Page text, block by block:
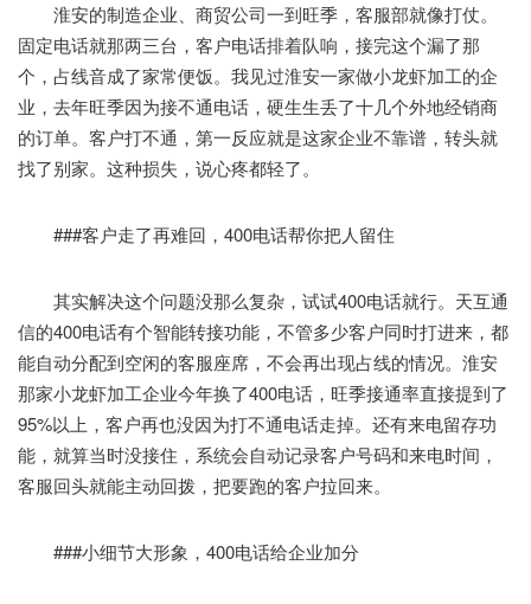
淮安的制造企业、商贸公司一到旺季，客服部就像打仗。
固定电话就那两三台，客户电话排着队响，接完这个漏了那
个，占线音成了家常便饭。我见过淮安一家做小龙虾加工的企
业，去年旺季因为接不通电话，硬生生丢了十几个外地经销商
的订单。客户打不通，第一反应就是这家企业不靠谱，转头就
找了别家。这种损失，说心疼都轻了。
###客户走了再难回，400电话帮你把人留住
其实解决这个问题没那么复杂，试试400电话就行。天互通
信的400电话有个智能转接功能，不管多少客户同时打进来，都
能自动分配到空闲的客服座席，不会再出现占线的情况。淮安
那家小龙虾加工企业今年换了400电话，旺季接通率直接提到了
95%以上，客户再也没因为打不通电话走掉。还有来电留存功
能，就算当时没接住，系统会自动记录客户号码和来电时间，
客服回头就能主动回拨，把要跑的客户拉回来。
###小细节大形象，400电话给企业加分